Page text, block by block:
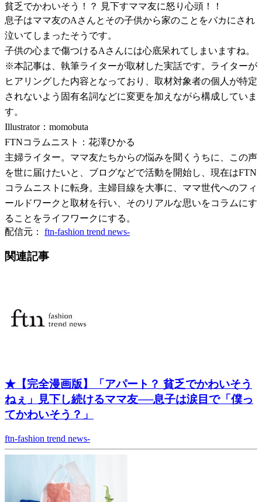
貧乏でかわいそう！？ 見下すママ友に怒り心頭！！
息子はママ友のAさんとその子供から家のことをバカにされ
泣いてしまったそうです。
子供の心まで傷つけるAさんには心底呆れてしまいますね。
※本記事は、執筆ライターが取材した実話です。ライターが
ヒアリングした内容となっており、取材対象者の個人が特定
されないよう固有名詞などに変更を加えながら構成していま
す。
Illustrator：momobuta
FTNコラムニスト：花澤ひかる
主婦ライター。ママ友たちからの悩みを聞くうちに、この声
を世に届けたいと、ブログなどで活動を開始し、現在はFTN
コラムニストに転身。主婦目線を大事に、ママ世代へのフィ
ールドワークと取材を行い、そのリアルな思いをコラムにす
ることをライフワークにする。
配信元： ftn-fashion trend news-
関連記事
★【完全漫画版】「アパート？ 貧乏でかわいそう
ねぇ」見下し続けるママ友──息子は涙目で「僕っ
てかわいそう？」
ftn-fashion trend news-